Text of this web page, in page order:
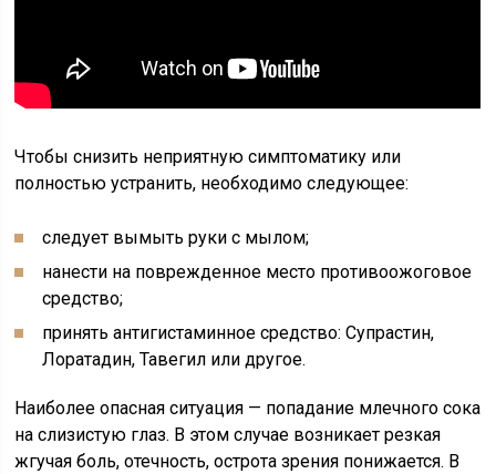
Чтобы снизить неприятную симптоматику или
полностью устранить, необходимо следующее:
следует вымыть руки с мылом;
нанести на поврежденное место противоожоговое
средство;
принять антигистаминное средство: Супрастин,
Лоратадин, Тавегил или другое.
Наиболее опасная ситуация — попадание млечного сока
на слизистую глаз. В этом случае возникает резкая
жгучая боль, отечность, острота зрения понижается. В